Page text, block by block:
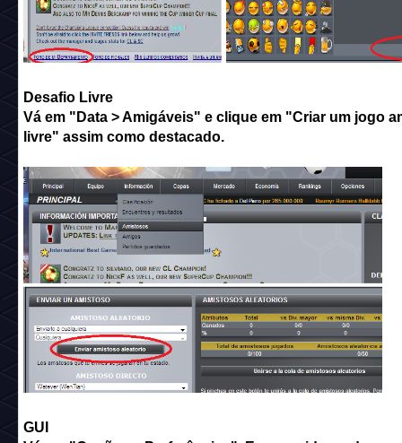
Desafio Livre
Vá em "Data > Amigáveis" e clique em "Criar um jogo
livre" assim como destacado.
GUI